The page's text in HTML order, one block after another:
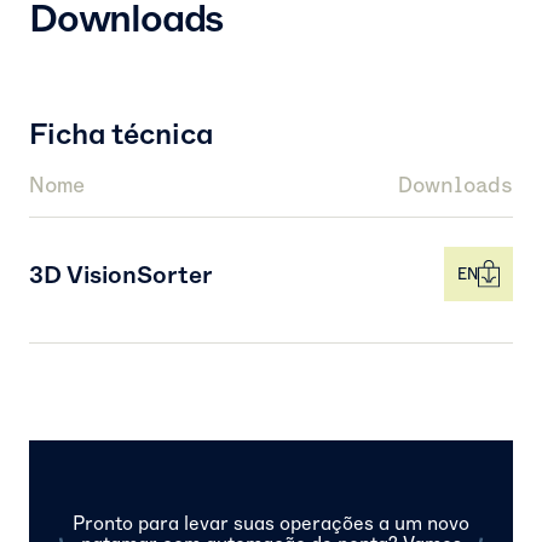
Downloads
Ficha técnica
Nome Downloads
3D VisionSorter EN
Pronto para levar suas operações a um novo